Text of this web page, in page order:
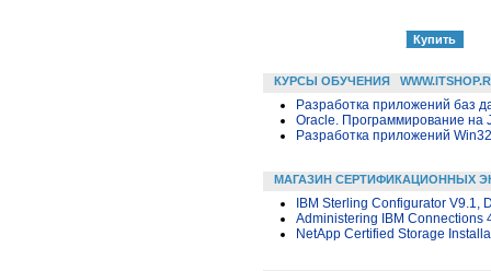
КУРСЫ ОБУЧЕНИЯ
Разработка приложений баз
Oracle. Программирование на
Разработка приложений
МАГАЗИН СЕРТИФИКАЦИОННЫХ
IBM Sterling Configurator V9.1,
Administering IBM Connections
NetApp Certified Storage